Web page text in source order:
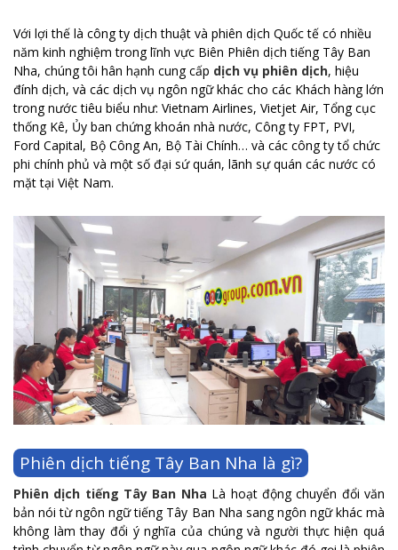
Với lợi thế là công ty dịch thuật và phiên dịch Quốc tế có nhiều
năm kinh nghiệm trong lĩnh vực Biên Phiên dịch tiếng Tây Ban
Nha, chúng tôi hân hạnh cung cấp dịch vụ phiên dịch, hiệu
đính dịch, và các dịch vụ ngôn ngữ khác cho các Khách hàng lớn
trong nước tiêu biểu như: Vietnam Airlines, Vietjet Air, Tổng cục
thống Kê, Ủy ban chứng khoán nhà nước, Công ty FPT, PVI,
Ford Capital, Bộ Công An, Bộ Tài Chính… và các công ty tổ chức
phi chính phủ và một số đại sứ quán, lãnh sự quán các nước có
mặt tại Việt Nam.
Phiên dịch tiếng Tây Ban Nha là gì?
Phiên dịch tiếng Tây Ban Nha Là hoạt động chuyển đổi văn
bản nói từ ngôn ngữ tiếng Tây Ban Nha sang ngôn ngữ khác mà
không làm thay đổi ý nghĩa của chúng và người thực hiện quá